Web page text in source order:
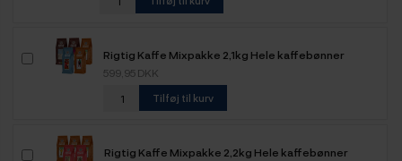
Rigtig Kaffe Mixpakke 2,1kg Hele kaffebønner
599,95 DKK
Tilføj til kurv
Rigtig Kaffe Mixpakke 2,2kg Hele kaffebønner